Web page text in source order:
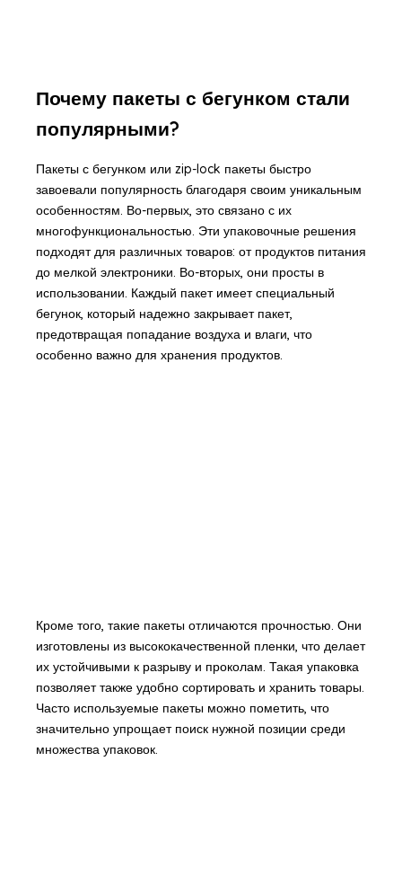
Почему пакеты с бегунком стали
популярными?
Пакеты с бегунком или zip-lock пакеты быстро
завоевали популярность благодаря своим уникальным
особенностям. Во-первых, это связано с их
многофункциональностью. Эти упаковочные решения
подходят для различных товаров: от продуктов питания
до мелкой электроники. Во-вторых, они просты в
использовании. Каждый пакет имеет специальный
бегунок, который надежно закрывает пакет,
предотвращая попадание воздуха и влаги, что
особенно важно для хранения продуктов.
Кроме того, такие пакеты отличаются прочностью. Они
изготовлены из высококачественной пленки, что делает
их устойчивыми к разрыву и проколам. Такая упаковка
позволяет также удобно сортировать и хранить товары.
Часто используемые пакеты можно пометить, что
значительно упрощает поиск нужной позиции среди
множества упаковок.